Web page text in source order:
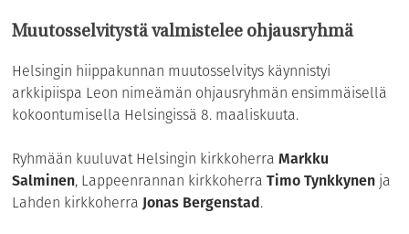
Muutosselvitystä valmistelee ohjausryhmä
Helsingin hiippakunnan muutosselvitys käynnistyi
arkkipiispa Leon nimeämän ohjausryhmän ensimmäisellä
kokoontumisella Helsingissä 8. maaliskuuta.
Ryhmään kuuluvat Helsingin kirkkoherraMarkku
Salminen, Lappeenrannan kirkkoherraTimo Tynkkynen ja
Lahden kirkkoherra Jonas Bergenstad.